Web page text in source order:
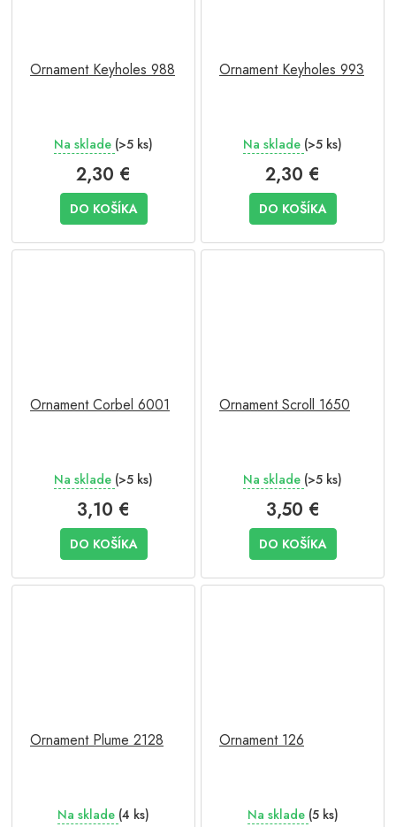
Ornament Keyholes 988
Na sklade (>5 ks)
2,30 €
DO KOŠÍKA
Ornament Keyholes 993
Na sklade (>5 ks)
2,30 €
DO KOŠÍKA
Ornament Corbel 6001
Na sklade (>5 ks)
3,10 €
DO KOŠÍKA
Ornament Scroll 1650
Na sklade (>5 ks)
3,50 €
DO KOŠÍKA
Ornament Plume 2128
Na sklade (4 ks)
Ornament 126
Na sklade (5 ks)